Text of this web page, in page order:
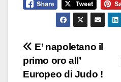
Navigazione
articoli
E’ napoletano il
primo oro all’
Europeo di Judo !